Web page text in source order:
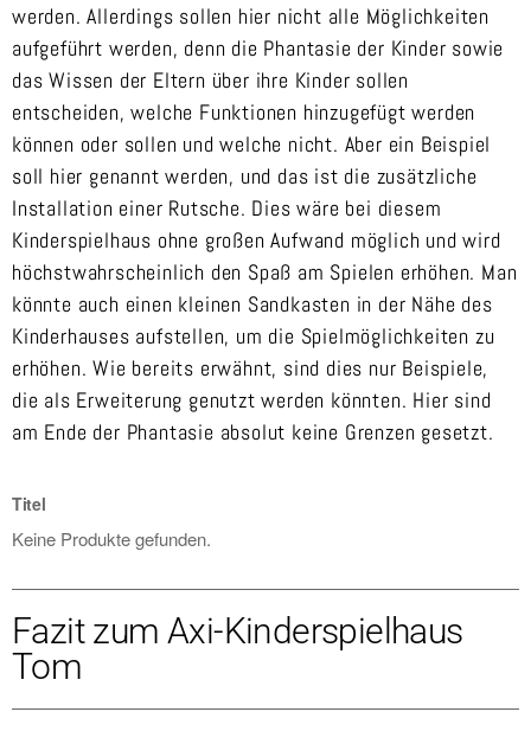
werden. Allerdings sollen hier nicht alle Möglichkeiten
aufgeführt werden, denn die Phantasie der Kinder sowie
das Wissen der Eltern über ihre Kinder sollen
entscheiden, welche Funktionen hinzugefügt werden
können oder sollen und welche nicht. Aber ein Beispiel
soll hier genannt werden, und das ist die zusätzliche
Installation einer Rutsche. Dies wäre bei diesem
Kinderspielhaus ohne großen Aufwand möglich und wird
höchstwahrscheinlich den Spaß am Spielen erhöhen. Man
könnte auch einen kleinen Sandkasten in der Nähe des
Kinderhauses aufstellen, um die Spielmöglichkeiten zu
erhöhen. Wie bereits erwähnt, sind dies nur Beispiele,
die als Erweiterung genutzt werden könnten. Hier sind
am Ende der Phantasie absolut keine Grenzen gesetzt.
Titel
Keine Produkte gefunden.
Fazit zum Axi-Kinderspielhaus
Tom